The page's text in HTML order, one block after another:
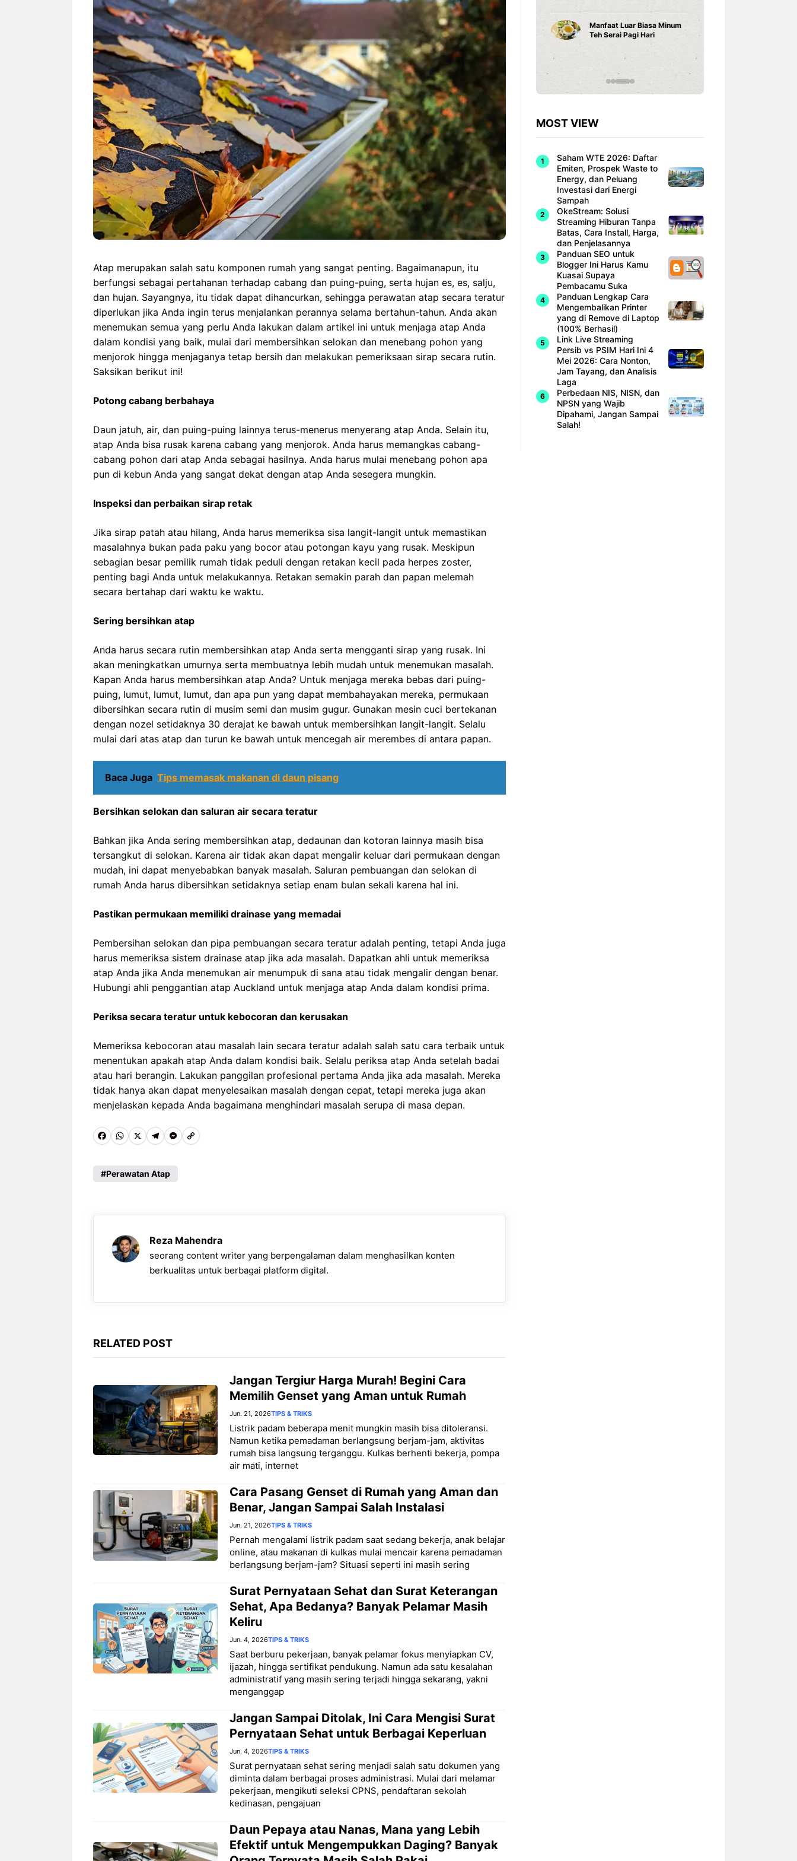
Atap merupakan salah satu komponen rumah yang sangat penting. Bagaimanapun, itu
berfungsi sebagai pertahanan terhadap cabang dan puing-puing, serta hujan es, es, salju,
dan hujan. Sayangnya, itu tidak dapat dihancurkan, sehingga perawatan atap secara teratur
diperlukan jika Anda ingin terus menjalankan perannya selama bertahun-tahun. Anda akan
menemukan semua yang perlu Anda lakukan dalam artikel ini untuk menjaga atap Anda
dalam kondisi yang baik, mulai dari membersihkan selokan dan menebang pohon yang
menjorok hingga menjaganya tetap bersih dan melakukan pemeriksaan sirap secara rutin.
Saksikan berikut ini!
Potong cabang berbahaya
Daun jatuh, air, dan puing-puing lainnya terus-menerus menyerang atap Anda. Selain itu,
atap Anda bisa rusak karena cabang yang menjorok. Anda harus memangkas cabang-
cabang pohon dari atap Anda sebagai hasilnya. Anda harus mulai menebang pohon apa
pun di kebun Anda yang sangat dekat dengan atap Anda sesegera mungkin.
Inspeksi dan perbaikan sirap retak
Jika sirap patah atau hilang, Anda harus memeriksa sisa langit-langit untuk memastikan
masalahnya bukan pada paku yang bocor atau potongan kayu yang rusak. Meskipun
sebagian besar pemilik rumah tidak peduli dengan retakan kecil pada herpes zoster,
penting bagi Anda untuk melakukannya. Retakan semakin parah dan papan melemah
secara bertahap dari waktu ke waktu.
Sering bersihkan atap
Anda harus secara rutin membersihkan atap Anda serta mengganti sirap yang rusak. Ini
akan meningkatkan umurnya serta membuatnya lebih mudah untuk menemukan masalah.
Kapan Anda harus membersihkan atap Anda? Untuk menjaga mereka bebas dari puing-
puing, lumut, lumut, lumut, dan apa pun yang dapat membahayakan mereka, permukaan
dibersihkan secara rutin di musim semi dan musim gugur. Gunakan mesin cuci bertekanan
dengan nozel setidaknya 30 derajat ke bawah untuk membersihkan langit-langit. Selalu
mulai dari atas atap dan turun ke bawah untuk mencegah air merembes di antara papan.
Baca Juga Tips memasak makanan di daun pisang
Bersihkan selokan dan saluran air secara teratur
Bahkan jika Anda sering membersihkan atap, dedaunan dan kotoran lainnya masih bisa
tersangkut di selokan. Karena air tidak akan dapat mengalir keluar dari permukaan dengan
mudah, ini dapat menyebabkan banyak masalah. Saluran pembuangan dan selokan di
rumah Anda harus dibersihkan setidaknya setiap enam bulan sekali karena hal ini.
Pastikan permukaan memiliki drainase yang memadai
Pembersihan selokan dan pipa pembuangan secara teratur adalah penting, tetapi Anda juga
harus memeriksa sistem drainase atap jika ada masalah. Dapatkan ahli untuk memeriksa
atap Anda jika Anda menemukan air menumpuk di sana atau tidak mengalir dengan benar.
Hubungi ahli penggantian atap Auckland untuk menjaga atap Anda dalam kondisi prima.
Periksa secara teratur untuk kebocoran dan kerusakan
Memeriksa kebocoran atau masalah lain secara teratur adalah salah satu cara terbaik untuk
menentukan apakah atap Anda dalam kondisi baik. Selalu periksa atap Anda setelah badai
atau hari berangin. Lakukan panggilan profesional pertama Anda jika ada masalah. Mereka
tidak hanya akan dapat menyelesaikan masalah dengan cepat, tetapi mereka juga akan
menjelaskan kepada Anda bagaimana menghindari masalah serupa di masa depan.
F
c
b
W
a
s
A
p
X T
l
g
r
a
m
M
s
e
n
g
e
C
L
i
n
k
Perawatan Atap
Reza Mahendra
seorang content writer yang berpengalaman dalam menghasilkan konten
berkualitas untuk berbagai platform digital.
RELATED POST
Jangan Tergiur Harga Murah! Begini Cara
Memilih Genset yang Aman untuk Rumah
Jun. 21, 2026TIPS & TRIKS
Listrik padam beberapa menit mungkin masih bisa ditoleransi.
Namun ketika pemadaman berlangsung berjam-jam, aktivitas
rumah bisa langsung terganggu. Kulkas berhenti bekerja, pompa
air mati, internet
Cara Pasang Genset di Rumah yang Aman dan
Benar, Jangan Sampai Salah Instalasi
Jun. 21, 2026TIPS & TRIKS
Pernah mengalami listrik padam saat sedang bekerja, anak belajar
online, atau makanan di kulkas mulai mencair karena pemadaman
berlangsung berjam-jam? Situasi seperti ini masih sering
Surat Pernyataan Sehat dan Surat Keterangan
Sehat, Apa Bedanya? Banyak Pelamar Masih
Keliru
Jun. 4, 2026TIPS & TRIKS
Saat berburu pekerjaan, banyak pelamar fokus menyiapkan CV,
ijazah, hingga sertifikat pendukung. Namun ada satu kesalahan
administratif yang masih sering terjadi hingga sekarang, yakni
menganggap
Jangan Sampai Ditolak, Ini Cara Mengisi Surat
Pernyataan Sehat untuk Berbagai Keperluan
Jun. 4, 2026TIPS & TRIKS
Surat pernyataan sehat sering menjadi salah satu dokumen yang
diminta dalam berbagai proses administrasi. Mulai dari melamar
pekerjaan, mengikuti seleksi CPNS, pendaftaran sekolah
kedinasan, pengajuan
Daun Pepaya atau Nanas, Mana yang Lebih
Efektif untuk Mengempukkan Daging? Banyak
Rekor Indonesia vs
Singapura: Garuda Lebih
Dominan Jelang ASEAN
Hyundai Cup 2026
Indonesia vs Singapura:
Duel Hidup Mati di ASEAN
Hyundai Cup 2026,garuda-
wajib-bangkit!
Manfaat Luar Biasa Minum
Teh Serai Pagi Hari
Cara Belajar yang Tepat
Potensinya
MOST VIEW
Saham WTE 2026: Daftar
Emiten, Prospek Waste to
Energy, dan Peluang
Investasi dari Energi
Sampah
OkeStream: Solusi
Streaming Hiburan Tanpa
Batas, Cara Install, Harga,
dan Penjelasannya
Panduan SEO untuk
Blogger Ini Harus Kamu
Kuasai Supaya
Pembacamu Suka
Panduan Lengkap Cara
Mengembalikan Printer
yang di Remove di Laptop
(100% Berhasil)
Link Live Streaming
Persib vs PSIM Hari Ini 4
Mei 2026: Cara Nonton,
Jam Tayang, dan Analisis
Laga
Perbedaan NIS, NISN, dan
NPSN yang Wajib
Dipahami, Jangan Sampai
Salah!